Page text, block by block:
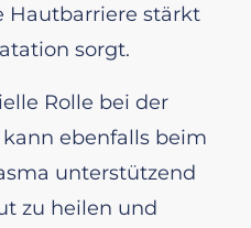
Hautbarriere stärkt
sorgt.
Rolle bei der
ebenfalls beim
unterstützend
zu heilen und